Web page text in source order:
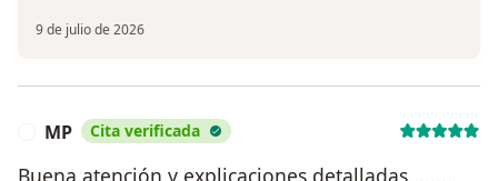
9 de julio de 2026
MP Cita verificada